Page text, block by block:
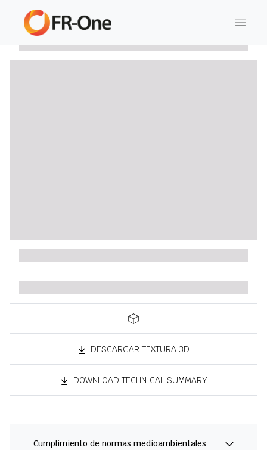
DESCARGAR TEXTURA 3D
DOWNLOAD TECHNICAL SUMMARY
Cumplimiento de normas medioambientales